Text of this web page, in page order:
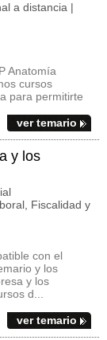
a distancia |
Anatomía
cursos
para permitirte
ver temario
y los
Fiscalidad y
con el
y los
y los
d...
ver temario